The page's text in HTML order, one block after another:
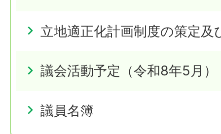
立地適正化計画制度の策定及
議会活動予定（令和8年5月）
議員名簿